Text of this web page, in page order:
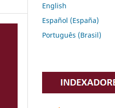
English
Español (España)
Português (Brasil)